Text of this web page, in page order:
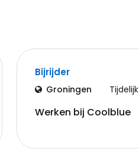
Bijrijder
Groningen Tijdelijk
Werken bij Coolblue